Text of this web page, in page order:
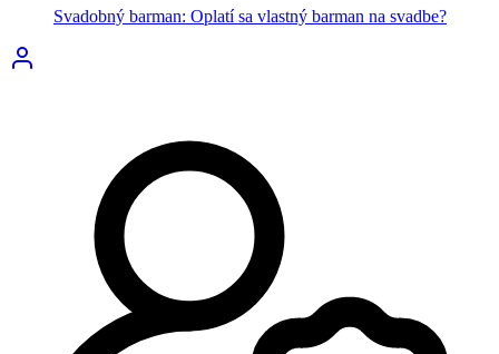
Svadobný barman: Oplatí sa vlastný barman na svadbe?